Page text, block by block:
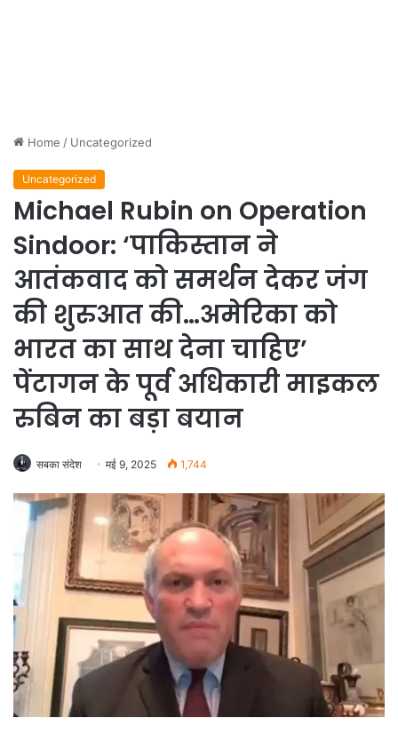
Home / Uncategorized
Uncategorized
Michael Rubin on Operation
Sindoor: ‘पाकिस्तान ने
आतंकवाद को समर्थन देकर जंग
की शुरुआत की…अमेरिका को
भारत का साथ देना चाहिए’
पेंटागन के पूर्व अधिकारी माइकल
रुबिन का बड़ा बयान
सबका संदेश मई 9, 2025 1,744